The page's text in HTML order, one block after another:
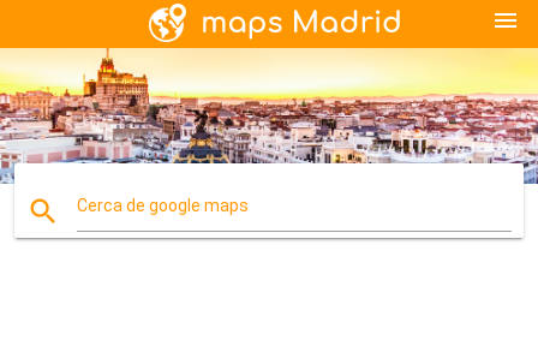
menu
search Cerca de google maps